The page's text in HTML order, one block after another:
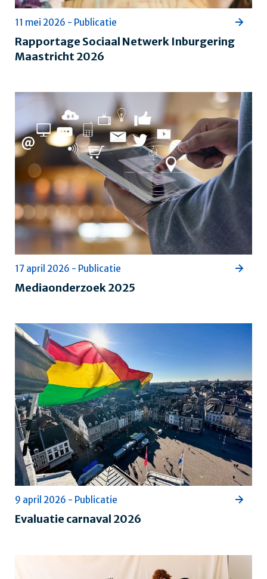
Rapportage Sociaal Netwerk Inburgering
Maastricht 2026
11 mei 2026 - Publicatie
Mediaonderzoek 2025
17 april 2026 - Publicatie
Evaluatie carnaval 2026
9 april 2026 - Publicatie